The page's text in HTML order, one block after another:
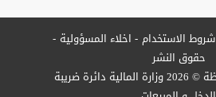
شروط الاستخدام اخلاء المسؤولية
حقوق النشر
جميع الحقوق محفوظة © 2026 وزارة المالية دائرة ضريبة